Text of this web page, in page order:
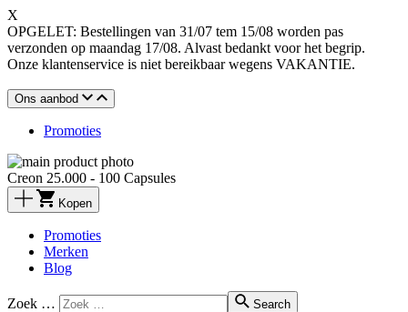
X
OPGELET: Bestellingen van 31/07 tem 15/08 worden pas
verzonden op maandag 17/08. Alvast bedankt voor het begrip.
Onze klantenservice is niet bereikbaar wegens VAKANTIE.
Ons aanbod
Promoties
Creon 25.000 - 100 Capsules
Kopen
Promoties
Merken
Blog
Zoek …
Search